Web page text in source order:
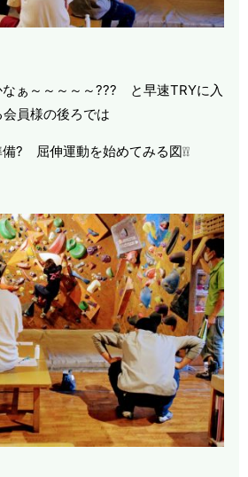
なぁ～～～～～??? と早速TRYに入
会員様の後ろでは
? 屈伸運動を始めてみる図❕❕